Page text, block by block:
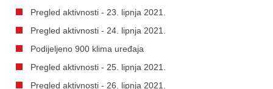
Pregled aktivnosti - 23. lipnja 2021.
Pregled aktivnosti - 24. lipnja 2021.
Podijeljeno 900 klima uređaja
Pregled aktivnosti - 25. lipnja 2021.
Pregled aktivnosti - 26. lipnja 2021.